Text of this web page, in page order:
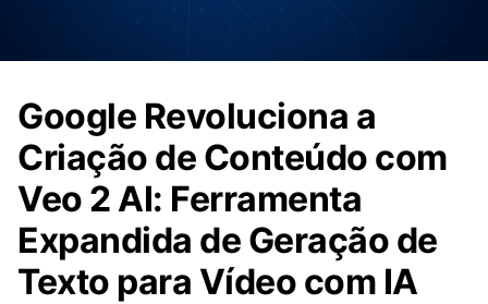
Google Revoluciona a
Criação de Conteúdo com
Veo 2 AI: Ferramenta
Expandida de Geração de
Texto para Vídeo com IA